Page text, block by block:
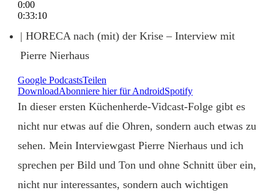
0:00
0:33:10
| HORECA nach (mit) der Krise – Interview mit
Pierre Nierhaus
Google PodcastsTeilen
DownloadAbonniere hier für AndroidSpotify
In dieser ersten Küchenherde-Vidcast-Folge gibt es
nicht nur etwas auf die Ohren, sondern auch etwas zu
sehen. Mein Interviewgast Pierre Nierhaus und ich
sprechen per Bild und Ton und ohne Schnitt über ein,
nicht nur interessantes, sondern auch wichtigen